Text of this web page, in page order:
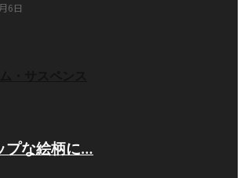
6日
プな絵柄に…